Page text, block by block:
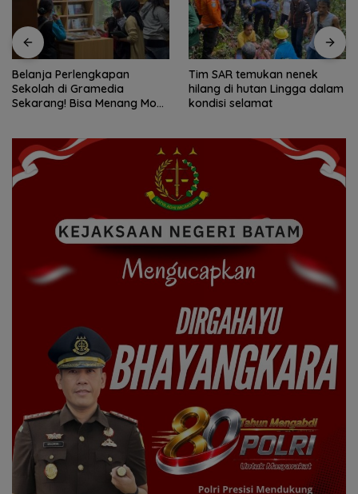
Tim SAR temukan nenek
hilang di hutan Lingga dalam
kondisi selamat
Tim SAR gabungan cari
nenek 68 tahun hilang di
Lingga Kepri